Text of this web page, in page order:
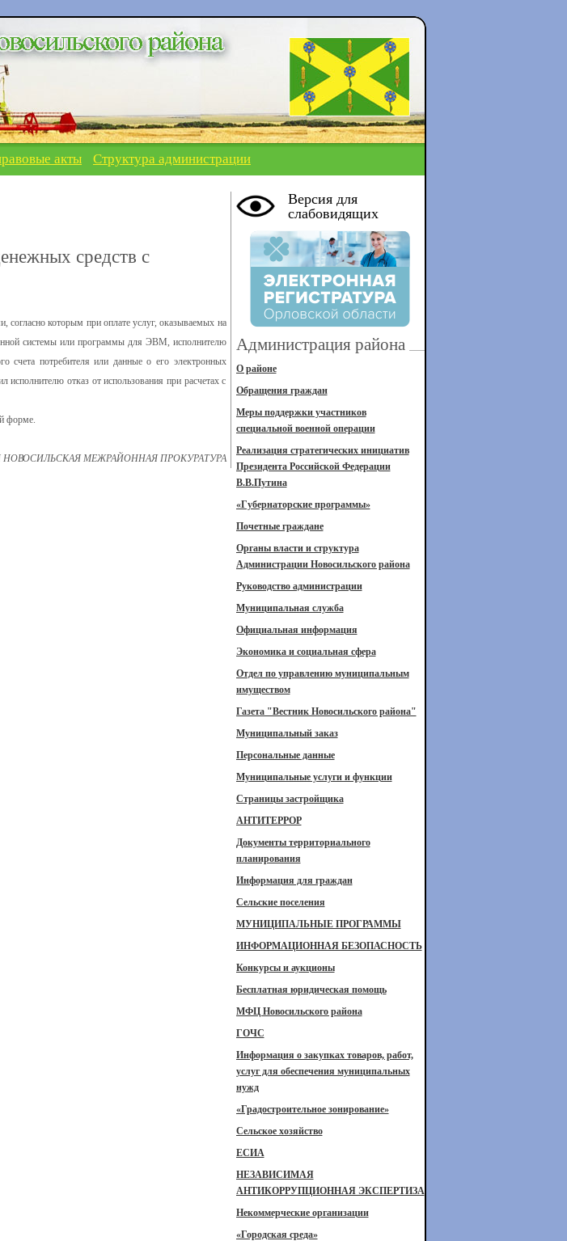
акты Структура администрации
средств с
согласно которым при оплате услуг, оказываемых на
системы или программы для ЭВМ, исполнителю
счета потребителя или данные о его электронных
исполнителю отказ от использования при расчетах с
форме.
НОВОСИЛЬСКАЯ МЕЖРАЙОННАЯ ПРОКУРАТУРА
Версия для
слабовидящих
Администрация района
О районе
Обращения граждан
Меры поддержки участников
специальной военной операции
Реализация стратегических инициатив
Президента Российской Федерации
В.В.Путина
«Губернаторские программы»
Почетные граждане
Органы власти и структура
Администрации Новосильского района
Руководство администрации
Муниципальная служба
Официальная информация
Экономика и социальная сфера
Отдел по управлению муниципальным
имуществом
Газета "Вестник Новосильского района"
Муниципальный заказ
Персональные данные
Муниципальные услуги и функции
Страницы застройщика
АНТИТЕРРОР
Документы территориального
планирования
Информация для граждан
Сельские поселения
МУНИЦИПАЛЬНЫЕ ПРОГРАММЫ
ИНФОРМАЦИОННАЯ БЕЗОПАСНОСТЬ
Конкурсы и аукционы
Бесплатная юридическая помощь
МФЦ Новосильского района
ГОЧС
Информация о закупках товаров, работ,
услуг для обеспечения муниципальных
нужд
«Градостроительное зонирование»
Сельское хозяйство
ЕСИА
НЕЗАВИСИМАЯ
АНТИКОРРУПЦИОННАЯ ЭКСПЕРТИЗА
Некоммерческие организации
«Городская среда»